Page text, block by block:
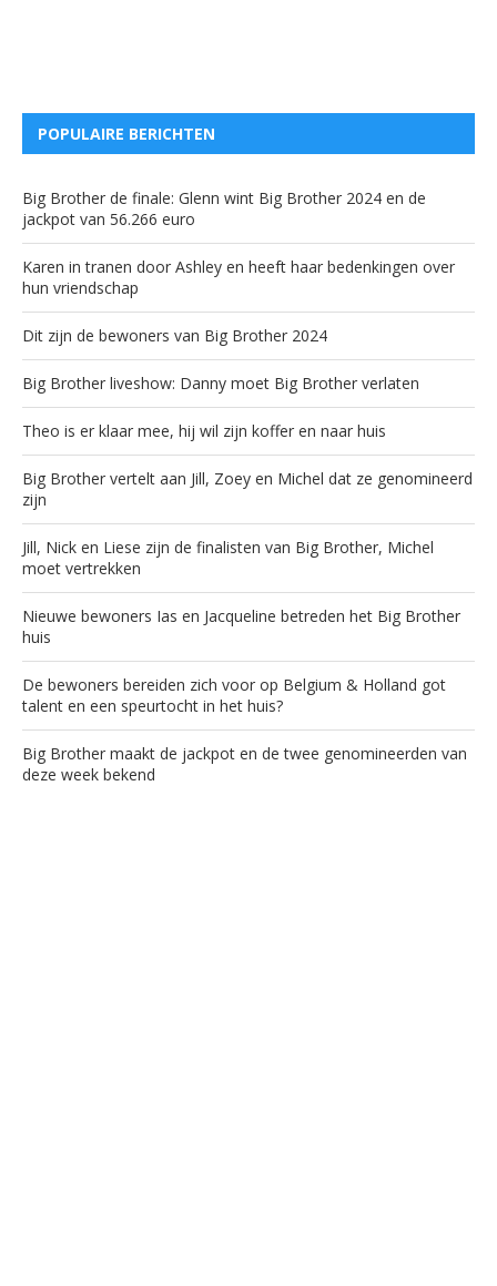
POPULAIRE BERICHTEN
Big Brother de finale: Glenn wint Big Brother 2024 en de
jackpot van 56.266 euro
Karen in tranen door Ashley en heeft haar bedenkingen over
hun vriendschap
Dit zijn de bewoners van Big Brother 2024
Big Brother liveshow: Danny moet Big Brother verlaten
Theo is er klaar mee, hij wil zijn koffer en naar huis
Big Brother vertelt aan Jill, Zoey en Michel dat ze genomineerd
zijn
Jill, Nick en Liese zijn de finalisten van Big Brother, Michel
moet vertrekken
Nieuwe bewoners Ias en Jacqueline betreden het Big Brother
huis
De bewoners bereiden zich voor op Belgium & Holland got
talent en een speurtocht in het huis?
Big Brother maakt de jackpot en de twee genomineerden van
deze week bekend